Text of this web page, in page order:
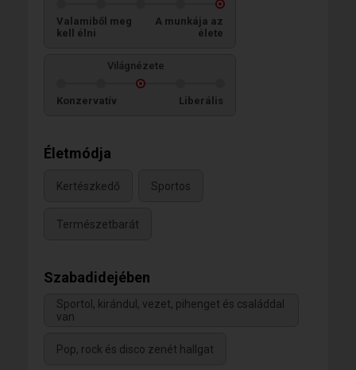
Valamiből meg
kell élni
A munkája az
élete
Világnézete
Konzervatív Liberális
Életmódja
Kertészkedő Sportos
Természetbarát
Szabadidejében
Sportol, kirándul, vezet, pihenget és családdal
van
Pop, rock és disco zenét hallgat